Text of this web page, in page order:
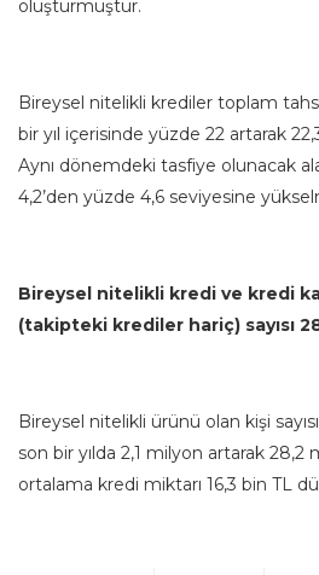
oluşturmuştur.
Bireysel nitelikli krediler toplam
bir yıl içerisinde yüzde 22 artarak
Aynı dönemdeki tasfiye olunacak
4,2’den yüzde 4,6 seviyesine
Bireysel nitelikli kredi ve kredi
(takipteki krediler hariç) sayısı
Bireysel nitelikli ürünü olan kişi
son bir yılda 2,1 milyon artarak 28,2
ortalama kredi miktarı 16,3 bin TL